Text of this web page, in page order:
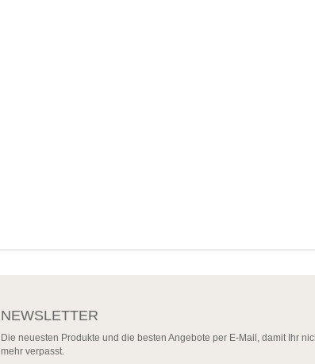
NEWSLETTER
Die neuesten Produkte und die besten Angebote per E-Mail, damit Ihr
mehr verpasst.